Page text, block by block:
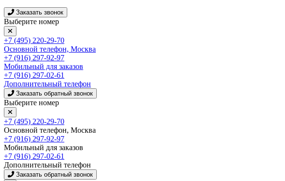
Заказать звонок
Выберите номер
+7 (495) 220-29-70
Основной телефон, Москва
+7 (916) 297-92-97
Мобильный для заказов
+7 (916) 297-02-61
Дополнительный телефон
Заказать обратный звонок
Выберите номер
+7 (495) 220-29-70
Основной телефон, Москва
+7 (916) 297-92-97
Мобильный для заказов
+7 (916) 297-02-61
Дополнительный телефон
Заказать обратный звонок